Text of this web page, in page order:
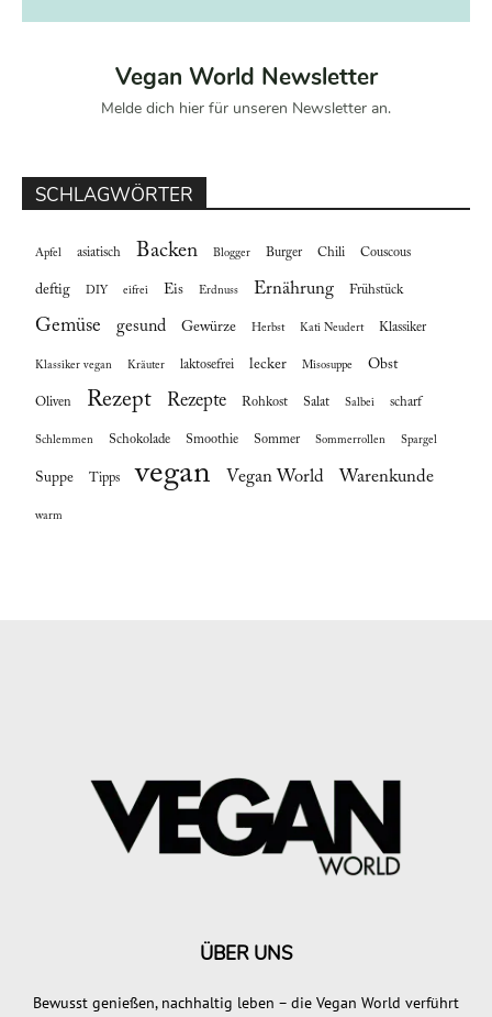
Vegan World Newsletter
Melde dich hier für unseren Newsletter an.
SCHLAGWÖRTER
Apfel asiatisch Backen Blogger Burger Chili Couscous
deftig DIY eifrei Eis Erdnuss Ernährung Frühstück
Gemüse gesund Gewürze Herbst Kati Neudert Klassiker
Klassiker vegan Kräuter laktosefrei lecker Misosuppe Obst
Oliven Rezept Rezepte Rohkost Salat Salbei scharf
Schlemmen Schokolade Smoothie Sommer Sommerrollen Spargel
Suppe Tipps vegan Vegan World Warenkunde
warm
ÜBER UNS
Bewusst genießen, nachhaltig leben – die Vegan World verführt